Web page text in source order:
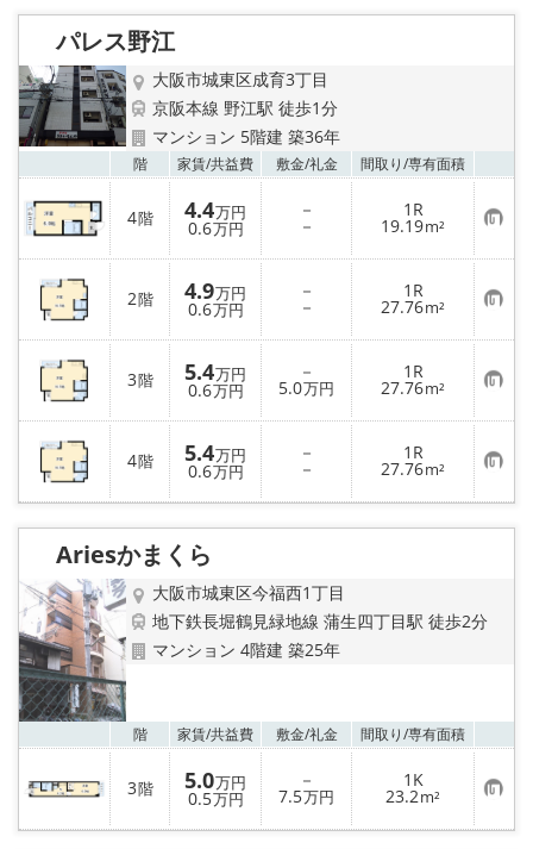
り
パレス野江
大阪市城東区成育3丁目
京阪本線 野江駅 徒歩1分
マンション 5階建 築36年
階 家賃/共益費 敷金/礼金 間取り/専有面積
4階 4.4万円
0.6万円
－
－
1R
19.19m² お
気
に
入
り
登
録
2階 4.9万円
0.6万円
－
－
1R
27.76m² お
気
に
入
り
登
録
3階 5.4万円
0.6万円
－
5.0万円
1R
27.76m² お
気
に
入
り
登
録
4階 5.4万円
0.6万円
－
－
1R
27.76m² お
気
に
り
Ariesかまくら
大阪市城東区今福西1丁目
地下鉄長堀鶴見緑地線 蒲生四丁目駅 徒歩2分
マンション 4階建 築25年
階 家賃/共益費 敷金/礼金 間取り/専有面積
3階 5.0万円
0.5万円
－
7.5万円
1K
23.2m² お
気
に